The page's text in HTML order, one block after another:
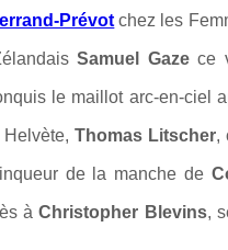
Prévot chez les
Samuel Gazece
le maillot arc-en-ciel
Thomas Litscher,
de la manche de
àChristopher Blevins,